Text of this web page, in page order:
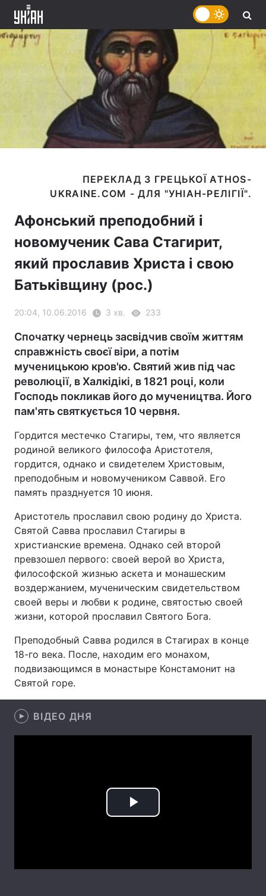
Головна Війна
Політика
Економіка Світ
Наука
Техно і зв'язок
Зброя
Регіони
ПЕРЕКЛАД З ГРЕЦЬКОЇ ATHOS-
Афонський преподобний і
новомученик Сава Стагирит,
який прославив Христа і свою
Батьківщину (рос.)
20:04, 10.06.2016 3 хв. 233
Спочатку чернець засвідчив своїм життям
справжність своєї віри, а потім
мученицькою кров'ю. Святий жив під час
революції, в Халкідікі, в 1821 році, коли
Господь покликав його до мучеництва. Його
пам'ять святкується 10 червня.
Гордится местечко Стагиры, тем, что является
родиной великого философа Аристотеля,
гордится, однако и свидетелем Христовым,
преподобным и новомучеником Саввой. Его
память празднуется 10 июня.
Аристотель прославил свою родину до Христа.
Святой Савва прославил Стагиры в
христианские времена. Однако сей второй
превзошел первого: своей верой во Христа,
философской жизнью аскета и монашеским
воздержанием, мученическим свидетельством
своей веры и любви к родине, святостью своей
жизни, которой прославил Святого Бога.
Преподобный Савва родился в Стагирах в конце
18-го века. После, находим его монахом,
подвизающимся в монастыре Констамонит на
Святой горе.
ВІДЕО ДНЯ
Play